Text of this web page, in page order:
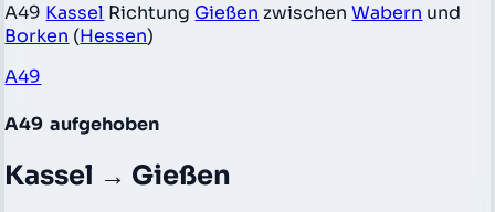
A49 Kassel Richtung Gießen zwischenWabern und
Borken (Hessen)
A49
A49 aufgehoben
Kassel → Gießen